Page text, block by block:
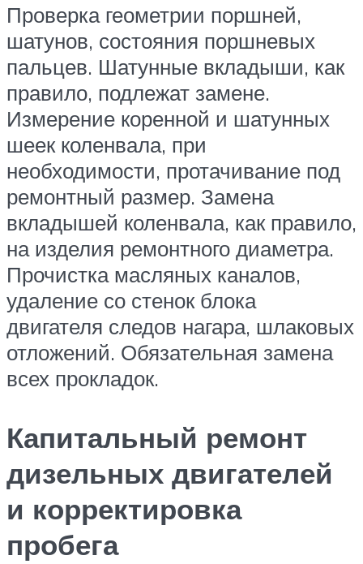
Проверка геометрии поршней,
шатунов, состояния поршневых
пальцев. Шатунные вкладыши, как
правило, подлежат замене.
Измерение коренной и шатунных
шеек коленвала, при
необходимости, протачивание под
ремонтный размер. Замена
вкладышей коленвала, как правило,
на изделия ремонтного диаметра.
Прочистка масляных каналов,
удаление со стенок блока
двигателя следов нагара, шлаковых
отложений. Обязательная замена
всех прокладок.
Капитальный ремонт
дизельных двигателей
и корректировка
пробега